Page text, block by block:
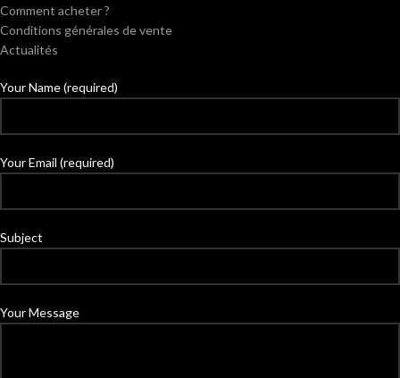
Comment acheter ?
Conditions générales de vente
Actualités
Your Name (required)
Your Email (required)
Subject
Your Message